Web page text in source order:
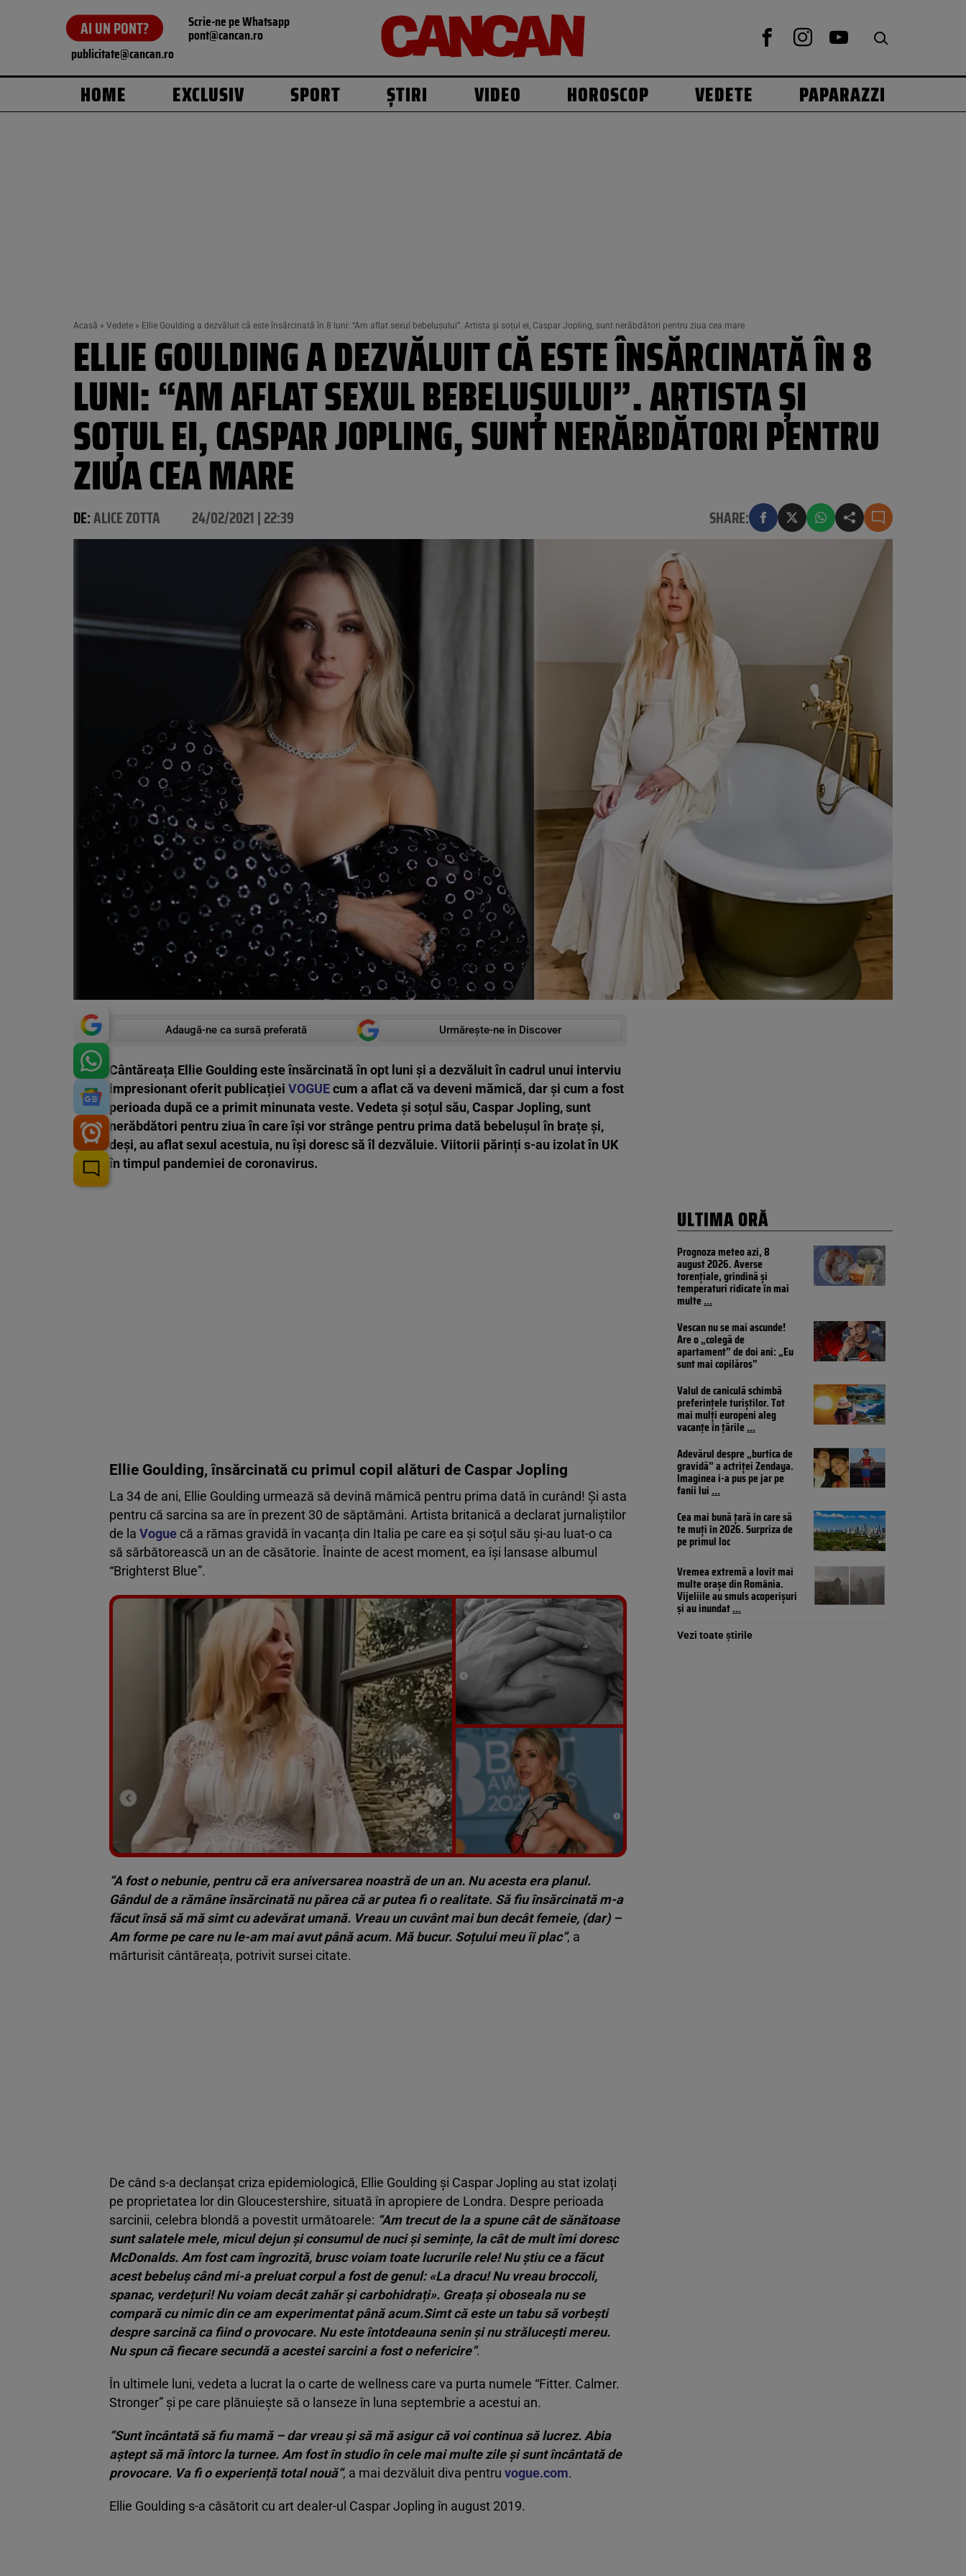
AI UN PONT? Scrie-ne pe Whatsapp
pont@cancan.ro
publicitate@cancan.ro
HOME EXCLUSIV SPORT ȘTIRI VIDEO HOROSCOP VEDETE PAPARAZZI
Acasă » Vedete » Ellie Goulding a dezvăluit că este însărcinată în 8 luni: “Am aflat sexul bebelușului”. Artista și soțul ei, Caspar Jopling, sunt nerăbdători pentru ziua cea mare
ELLIE GOULDING A DEZVĂLUIT CĂ ESTE ÎNSĂRCINATĂ ÎN 8
LUNI: “AM AFLAT SEXUL BEBELUȘULUI”. ARTISTA ȘI
SOȚUL EI, CASPAR JOPLING, SUNT NERĂBDĂTORI PENTRU
ZIUA CEA MARE
DE:ALICE ZOTTA 24/02/2021 | 22:39 SHARE:
Adaugă-ne ca sursă preferată Urmărește-ne în Discover
Cântăreața Ellie Goulding este însărcinată în opt luni și a dezvăluit în cadrul unui interviu
impresionant oferit publicației VOGUEcum a aflat că va deveni mămică, dar și cum a fost
perioada după ce a primit minunata veste. Vedeta și soțul său, Caspar Jopling, sunt
nerăbdători pentru ziua în care își vor strânge pentru prima dată bebelușul în brațe și,
deși, au aflat sexul acestuia, nu își doresc să îl dezvăluie. Viitorii părinți s-au izolat în UK
în timpul pandemiei de coronavirus.
Ellie Goulding, însărcinată cu primul copil alături de Caspar Jopling
La 34 de ani, Ellie Goulding urmează să devină mămică pentru prima dată în curând! Și asta
pentru că sarcina sa are în prezent 30 de săptămâni. Artista britanică a declarat jurnaliștilor
de la Vogue că a rămas gravidă în vacanța din Italia pe care ea și soțul său și-au luat-o ca
să sărbătorească un an de căsătorie. Înainte de acest moment, ea își lansase albumul
“Brighterst Blue”.
Vezi galeria foto
6 poze
“A fost o nebunie, pentru că era aniversarea noastră de un an. Nu acesta era planul.
Gândul de a rămâne însărcinată nu părea că ar putea fi o realitate. Să fiu însărcinată m-a
făcut însă să mă simt cu adevărat umană. Vreau un cuvânt mai bun decât femeie, (dar) –
Am forme pe care nu le-am mai avut până acum. Mă bucur. Soțului meu îi plac”, a
mărturisit cântăreața, potrivit sursei citate.
De când s-a declanșat criza epidemiologică, Ellie Goulding și Caspar Jopling au stat izolați
pe proprietatea lor din Gloucestershire, situată în apropiere de Londra. Despre perioada
sarcinii, celebra blondă a povestit următoarele: “Am trecut de la a spune cât de sănătoase
sunt salatele mele, micul dejun și consumul de nuci și semințe, la cât de mult îmi doresc
McDonalds. Am fost cam îngrozită, brusc voiam toate lucrurile rele! Nu știu ce a făcut
acest bebeluș când mi-a preluat corpul a fost de genul: «La dracu! Nu vreau broccoli,
spanac, verdețuri! Nu voiam decât zahăr și carbohidrați». Greața și oboseala nu se
compară cu nimic din ce am experimentat până acum.Simt că este un tabu să vorbești
despre sarcină ca fiind o provocare. Nu este întotdeauna senin și nu strălucești mereu.
Nu spun că fiecare secundă a acestei sarcini a fost o nefericire”.
În ultimele luni, vedeta a lucrat la o carte de wellness care va purta numele “Fitter. Calmer.
Stronger” și pe care plănuiește să o lanseze în luna septembrie a acestui an.
“Sunt încântată să fiu mamă – dar vreau și să mă asigur că voi continua să lucrez. Abia
aștept să mă întorc la turnee. Am fost în studio în cele mai multe zile și sunt încântată de
provocare. Va fi o experiență total nouă”, a mai dezvăluit diva pentru vogue.com.
Ellie Goulding s-a căsătorit cu art dealer-ul Caspar Jopling în august 2019.
ULTIMA ORĂ
Prognoza meteo azi, 8
august 2026. Averse
torențiale, grindină și
temperaturi ridicate în mai
multe...
Vescan nu se mai ascunde!
Are o „colegă de
apartament” de doi ani: „Eu
sunt mai copilăros”
Valul de caniculă schimbă
preferințele turiștilor. Tot
mai mulți europeni aleg
vacanțe în țările...
Adevărul despre „burtica de
gravidă” a actriței Zendaya.
Imaginea i-a pus pe jar pe
fanii lui...
Cea mai bună țară în care să
te muți în 2026. Surpriza de
pe primul loc
Vremea extremă a lovit mai
multe orașe din România.
Vijeliile au smuls acoperișuri
și au inundat...
Vezi toate știrile